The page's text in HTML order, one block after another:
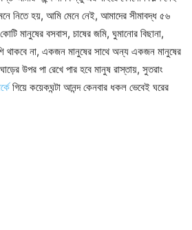
নিতে হয়, আমি মেনে নেই, আমাদের সীমাবদ্ধ ৫৬
মানুষের বসবাস, চাষের জমি, ঘুমানোর বিছানা,
থাকবে না, একজন মানুষের সাথে অন্য একজন মানুষের
উপর পা রেখে পার হবে মানুষ রাস্তায়, সুতরাং
গিয়ে কয়েকঘন্টা আনন্দ কেনবার ধকল ভেবেই ঘরের